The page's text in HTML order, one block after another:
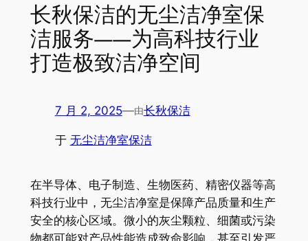
长秋保洁的无尘洁净室保
洁服务——为高科技行业
打造极致洁净空间
7 月 2, 2025—由长秋保洁
于 无尘洁净室保洁
在半导体、电子制造、生物医药、精密仪器等高
科技行业中，无尘洁净室是保障产品质量和生产
安全的核心区域。微小的灰尘颗粒、细菌或污染
物都可能对产品性能造成致命影响，甚至引发严